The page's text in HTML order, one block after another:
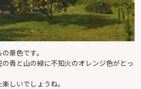
景色です。
青と山の緑に不知火のオレンジ色がとっ
しいでしょうね。